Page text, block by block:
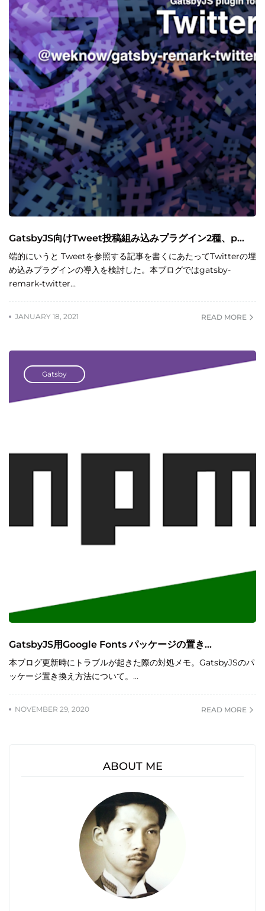
GatsbyJS向けTweet投稿組み込みプラグイン2種、p...
端的にいうと Tweetを参照する記事を書くにあたってTwitterの埋
め込みプラグインの導入を検討した。本ブログではgatsby-
remark-twitter…
JANUARY 18, 2021 READ MORE
Gatsby
GatsbyJS用Google Fonts パッケージの置き...
本ブログ更新時にトラブルが起きた際の対処メモ。GatsbyJSのパ
ッケージ置き換え方法について。…
NOVEMBER 29, 2020 READ MORE
ABOUT ME